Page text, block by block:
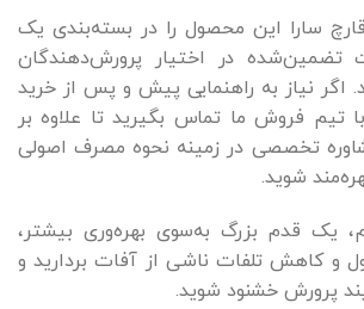
سارا این محصول را در بسته‌بندی یک
تضمین‌شده در اختیار پرورش‌دهندگان
اگر نیاز به راهنمایی پیش و پس از خرید
تیم فروش ما تماس بگیرید تا علاوه بر
تخصصی در زمینه نحوه مصرف اصولی
شوید.
یک قدم بزرگ به‌سوی بهره‌وری بیشتر،
و کاهش تلفات ناشی از آفات بردارید و
پرورش خشنود شوید.